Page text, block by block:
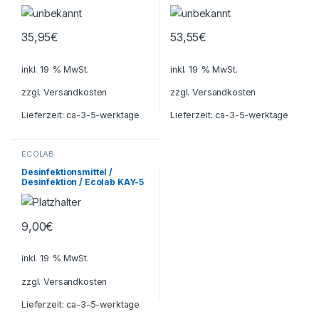
35,95€
inkl. 19 % MwSt.
zzgl.Versandkosten
Lieferzeit:ca-3-5-werktage
53,55€
inkl. 19 % MwSt.
zzgl.Versandkosten
Lieferzeit:ca-3-5-werktage
ECOLAB
Desinfektionsmittel /
Desinfektion / Ecolab KAY-5
Sanitizer
9,00€
inkl. 19 % MwSt.
zzgl.Versandkosten
Lieferzeit:ca-3-5-werktage